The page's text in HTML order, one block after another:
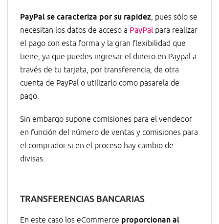
PayPal se caracteriza por su rapidez, pues sólo se
necesitan los datos de acceso a PayPal para realizar
el pago con esta forma y la gran flexibilidad que
tiene, ya que puedes ingresar el dinero en Paypal a
través de tu tarjeta, por transferencia, de otra
cuenta de PayPal o utilizarlo como pasarela de
pago.
Sin embargo supone comisiones para el vendedor
en función del número de ventas y comisiones para
el comprador si en el proceso hay cambio de
divisas.
TRANSFERENCIAS BANCARIAS
En este caso los eCommerce proporcionan al